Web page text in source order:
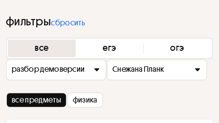
фильтрысбросить
все егэ огэ
разбор демоверсии Снежана Планк
все предметы физика